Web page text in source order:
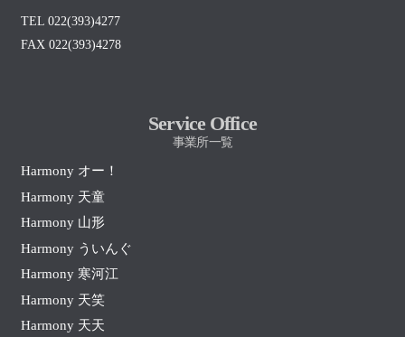
TEL 022(393)4277
FAX 022(393)4278
Service Office
事業所一覧
Harmony オー！
Harmony 天童
Harmony 山形
Harmony ういんぐ
Harmony 寒河江
Harmony 天笑
Harmony 天天